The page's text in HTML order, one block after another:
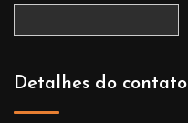
Detalhes do contato